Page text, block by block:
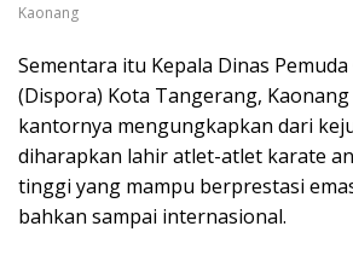
Kaonang
Sementara itu Kepala Dinas
(Dispora) Kota Tangerang,
kantornya mengungkapkan dari
diharapkan lahir atlet-atlet karate
tinggi yang mampu berprestasi
bahkan sampai internasional.